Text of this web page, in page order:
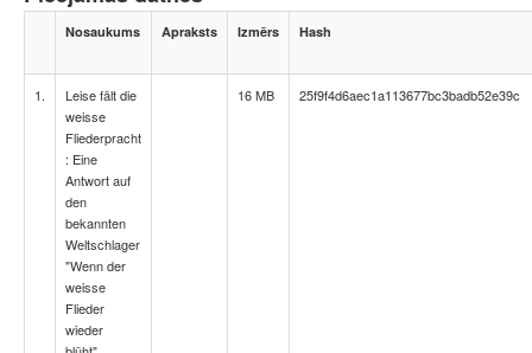
Nosaukums Apraksts Izmērs Hash
1.
Leise fält die
weisse
Fliederpracht
: Eine
Antwort auf
den
bekannten
Weltschlager
"Wenn der
weisse
Flieder
wieder
16 MB 25f9f4d6aec1a113677bc3badb52e39c